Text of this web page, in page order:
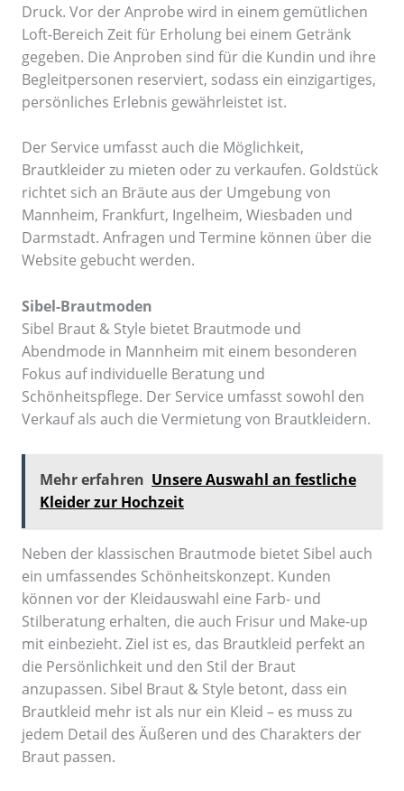
Druck. Vor der Anprobe wird in einem gemütlichen
Loft-Bereich Zeit für Erholung bei einem Getränk
gegeben. Die Anproben sind für die Kundin und ihre
Begleitpersonen reserviert, sodass ein einzigartiges,
persönliches Erlebnis gewährleistet ist.
Der Service umfasst auch die Möglichkeit,
Brautkleider zu mieten oder zu verkaufen. Goldstück
richtet sich an Bräute aus der Umgebung von
Mannheim, Frankfurt, Ingelheim, Wiesbaden und
Darmstadt. Anfragen und Termine können über die
Website gebucht werden.
Sibel-Brautmoden
Sibel Braut & Style bietet Brautmode und
Abendmode in Mannheim mit einem besonderen
Fokus auf individuelle Beratung und
Schönheitspflege. Der Service umfasst sowohl den
Verkauf als auch die Vermietung von Brautkleidern.
Mehr erfahren Unsere Auswahl an festliche
Kleider zur Hochzeit
Neben der klassischen Brautmode bietet Sibel auch
ein umfassendes Schönheitskonzept. Kunden
können vor der Kleidauswahl eine Farb- und
Stilberatung erhalten, die auch Frisur und Make-up
mit einbezieht. Ziel ist es, das Brautkleid perfekt an
die Persönlichkeit und den Stil der Braut
anzupassen. Sibel Braut & Style betont, dass ein
Brautkleid mehr ist als nur ein Kleid – es muss zu
jedem Detail des Äußeren und des Charakters der
Braut passen.